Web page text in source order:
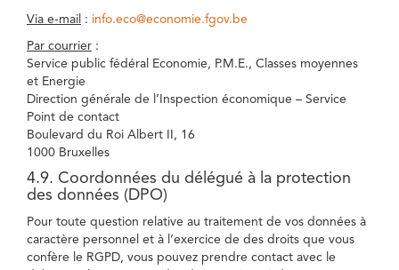
Via e-mail : info.eco@economie.fgov.be
Par courrier :
Service public fédéral Economie, P.M.E., Classes moyennes
et Energie
Direction générale de l’Inspection économique – Service
Point de contact
Boulevard du Roi Albert II, 16
1000 Bruxelles
4.9. Coordonnées du délégué à la protection
des données (DPO)
Pour toute question relative au traitement de vos données à
caractère personnel et à l’exercice de des droits que vous
confère le RGPD, vous pouvez prendre contact avec le